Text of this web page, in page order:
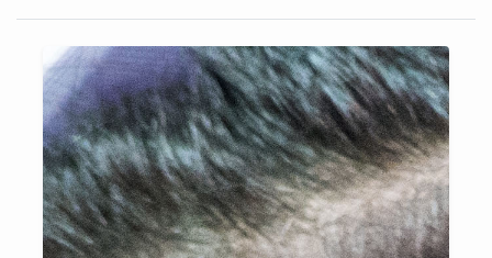
Cooperação que integrou e promoveu intercâmbios de
internacionais e nacio